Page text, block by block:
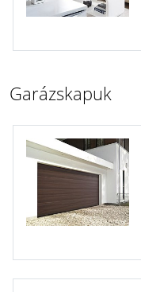
Garázskapuk